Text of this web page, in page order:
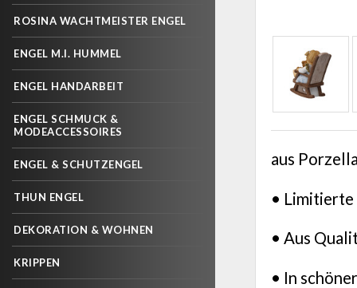
ROSINA WACHTMEISTER ENGEL
ENGEL M.I. HUMMEL
ENGEL HANDARBEIT
ENGEL SCHMUCK &
MODEACCESSOIRES
ENGEL & SCHUTZENGEL
THUN ENGEL
DEKORATION & WOHNEN
KRIPPEN
aus
•
• Aus
• In